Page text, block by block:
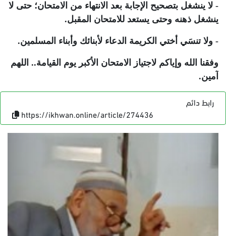
- لا ينشغل بتصحيح الإجابة بعد الانتهاء من الامتحان؛ حتى لا
ينشغل ذهنه وحتى يستعد للامتحان المقبل.
- ولا تنسَي أختي الكريمة الدعاء لأبنائك وأبناء المسلمين.
وفقنا الله وإياكم لاجتياز الامتحان الأكبر يوم القيامة.. اللهم
آمين.
رابط دائم
https://ikhwan.online/article/274436